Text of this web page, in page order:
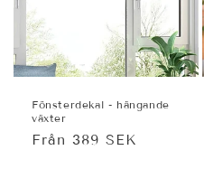
Fönsterdekal - hängande
växter
Ordinarie
Från 389 SEK